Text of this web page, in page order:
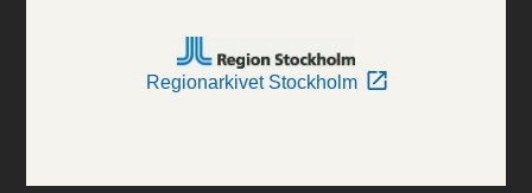
Regionarkivet Stockholm